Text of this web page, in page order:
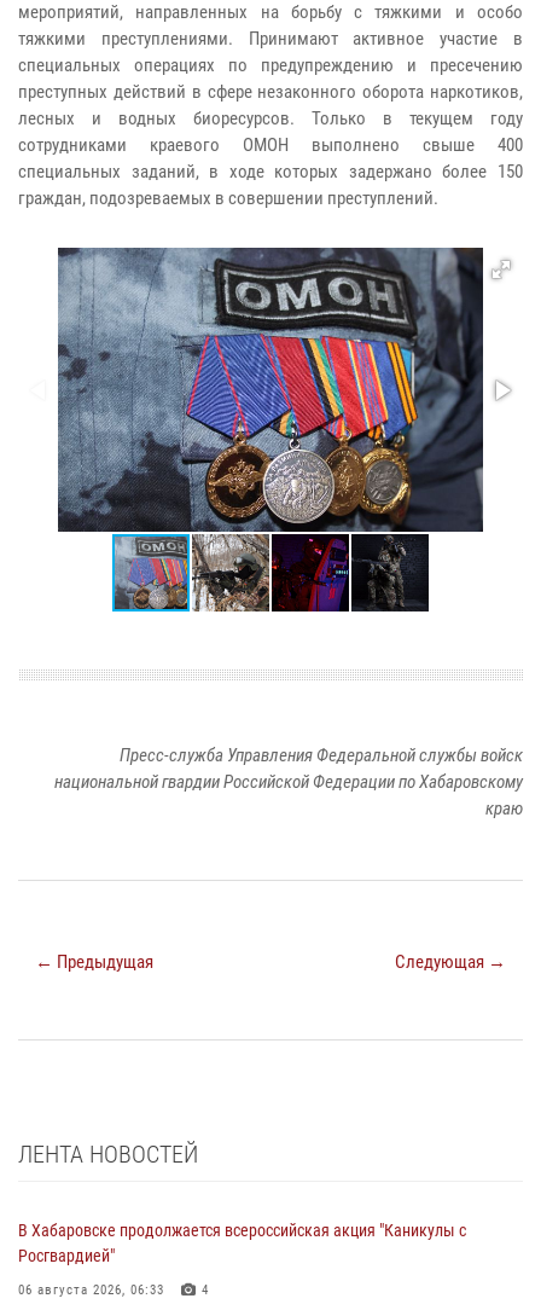
мероприятий, направленных на борьбу с тяжкими и особо
тяжкими преступлениями. Принимают активное участие в
специальных операциях по предупреждению и пресечению
преступных действий в сфере незаконного оборота наркотиков,
лесных и водных биоресурсов. Только в текущем году
сотрудниками краевого ОМОН выполнено свыше 400
специальных заданий, в ходе которых задержано более 150
граждан, подозреваемых в совершении преступлений.
Пресс-служба Управления Федеральной службы войск
национальной гвардии Российской Федерации по Хабаровскому
краю
← Предыдущая Следующая →
ЛЕНТА НОВОСТЕЙ
В Хабаровске продолжается всероссийская акция "Каникулы с
Росгвардией"
06 августа 2026, 06:33 4